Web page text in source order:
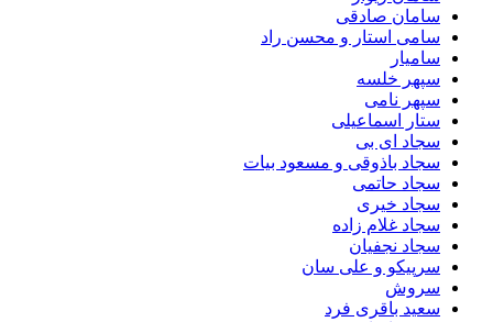
سامان صادقی
سامی استار و محسن راد
سامیار
سپهر خلسه
سپهر نامی
ستار اسماعیلی
سجاد ای بی
سجاد باذوقی و مسعود بیات
سجاد حاتمی
سجاد خیری
سجاد غلام زاده
سجاد نجفیان
سرپیکو و علی سان
سروش
سعید باقری فرد